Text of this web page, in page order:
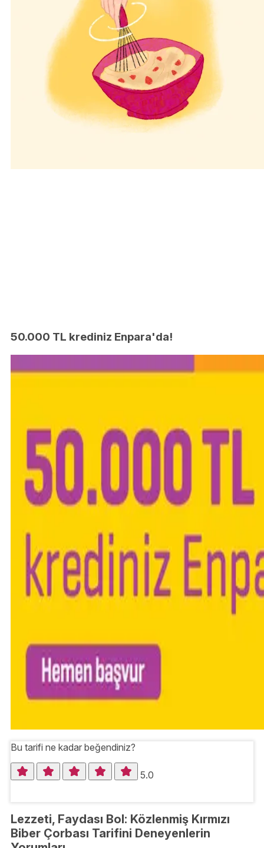
50.000 TL krediniz Enpara'da!
Bu tarifi ne kadar beğendiniz?
5.0
Lezzeti, Faydası Bol: Közlenmiş Kırmızı
Biber Çorbası Tarifini Deneyenlerin